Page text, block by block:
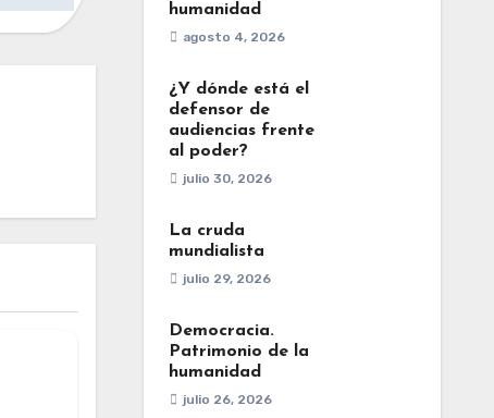
humanidad
agosto 4, 2026
¿Y dónde está el
defensor de
audiencias frente
al poder?
julio 30, 2026
La cruda
mundialista
julio 29, 2026
Democracia.
Patrimonio de la
humanidad
julio 26, 2026